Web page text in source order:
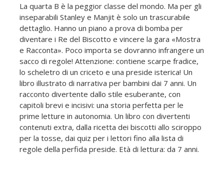
La quarta B è la peggior classe del mondo. Ma per gli
inseparabili Stanley e Manjit è solo un trascurabile
dettaglio. Hanno un piano a prova di bomba per
diventare i Re del Biscotto e vincere la gara «Mostra
e Racconta». Poco importa se dovranno infrangere un
sacco di regole! Attenzione: contiene scarpe fradice,
lo scheletro di un criceto e una preside isterica! Un
libro illustrato di narrativa per bambini dai 7 anni. Un
racconto divertente dallo stile esuberante, con
capitoli brevi e incisivi: una storia perfetta per le
prime letture in autonomia. Un libro con divertenti
contenuti extra, dalla ricetta dei biscotti allo sciroppo
per la tosse, dai quiz per i lettori fino alla lista di
regole della perfida preside. Età di lettura: da 7 anni.